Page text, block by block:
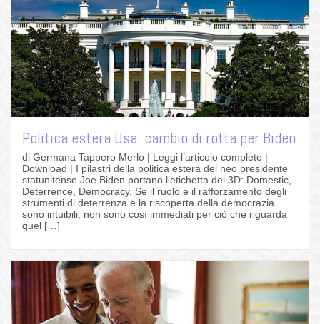
Politica estera Usa: cambio di rotta per Biden
di Germana Tappero Merlo | Leggi l’articolo completo |
Download | I pilastri della politica estera del neo presidente
statunitense Joe Biden portano l’etichetta dei 3D: Domestic,
Deterrence, Democracy. Se il ruolo e il rafforzamento degli
strumenti di deterrenza e la riscoperta della democrazia
sono intuibili, non sono così immediati per ciò che riguarda
quel […]